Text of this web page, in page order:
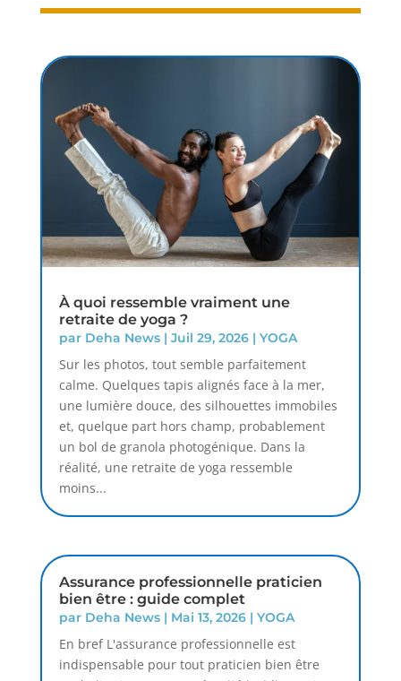
À quoi ressemble vraiment une
retraite de yoga ?
par Deha News| Juil 29, 2026| YOGA
Sur les photos, tout semble parfaitement
calme. Quelques tapis alignés face à la mer,
une lumière douce, des silhouettes immobiles
et, quelque part hors champ, probablement
un bol de granola photogénique. Dans la
réalité, une retraite de yoga ressemble
moins...
Assurance professionnelle praticien
bien être : guide complet
par Deha News| Mai 13, 2026| YOGA
En bref L'assurance professionnelle est
indispensable pour tout praticien bien être